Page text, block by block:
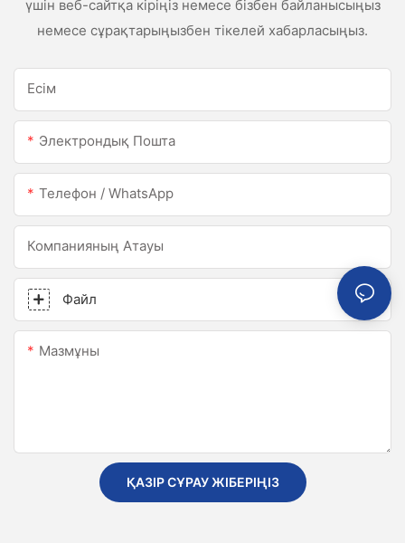
үшін веб-сайтқа кіріңіз немесе бізбен байланысыңыз
немесе сұрақтарыңызбен тікелей хабарласыңыз.
Есім
Электрондық Пошта
Телефон / WhatsApp
Компанияның Атауы
Файл
Мазмұны
ҚАЗІР СҰРАУ ЖІБЕРІҢІЗ